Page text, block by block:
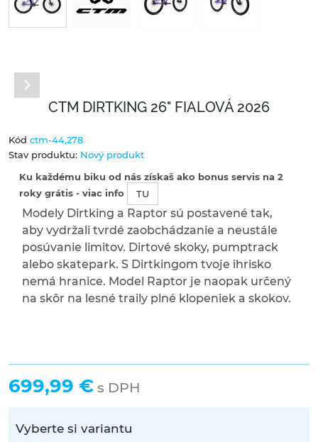
CTM DIRTKING 26" FIALOVÁ 2026
Kód ctm-44,278
Stav produktu: Nový produkt
Ku každému biku od nás získaš ako bonus servis na 2
roky grátis - viac info
TU
Modely Dirtking a Raptor sú postavené tak,
aby vydržali tvrdé zaobchádzanie a neustále
posúvanie limitov. Dirtové skoky, pumptrack
alebo skatepark. S Dirtkingom tvoje ihrisko
nemá hranice. Model Raptor je naopak určený
na skôr na lesné traily plné klopeniek a skokov.
699,99 € s DPH
Vyberte si variantu